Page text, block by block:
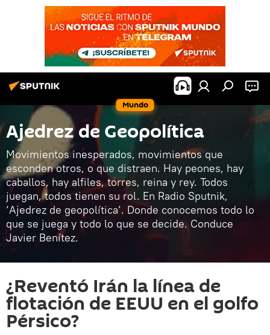
Mundo
Ajedrez de Geopolítica
Movimientos inesperados, movimientos que
esconden otros, o que distraen. Hay peones, hay
caballos, hay alfiles, torres, reina y rey. Todos
juegan, todos tienen su rol. En Radio Sputnik,
‘Ajedrez de geopolítica’. Donde conocemos todo lo
que se juega y todo lo que se decide. Conduce
Javier Benítez.
¿Reventó Irán la línea de
flotación de EEUU en el golfo
Pérsico?